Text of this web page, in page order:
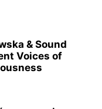
& Sound
Voices of